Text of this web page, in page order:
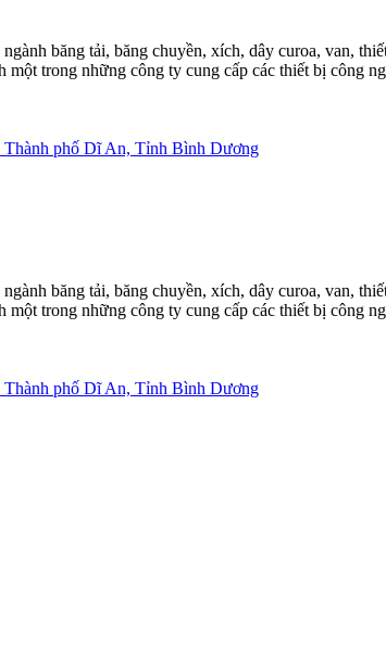
băng tải, băng chuyền, xích, dây curoa, van,
trong những công ty cung cấp các thiết bị công
phố Dĩ An, Tỉnh Bình Dương
băng tải, băng chuyền, xích, dây curoa, van,
trong những công ty cung cấp các thiết bị công
phố Dĩ An, Tỉnh Bình Dương